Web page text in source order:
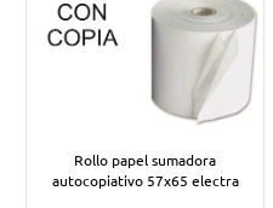
Rollo papel sumadora
autocopiativo 57x65 electra